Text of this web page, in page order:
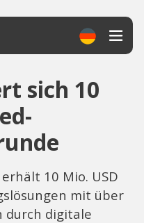
sich 10
10 Mio. USD
mit über
durch digitale